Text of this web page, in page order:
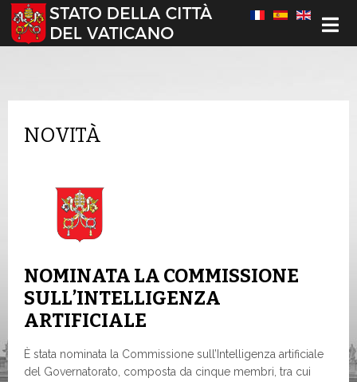
Seleziona la tua lingua
NOVITÀ
NOMINATA LA COMMISSIONE
SULL’INTELLIGENZA
ARTIFICIALE
È stata nominata la Commissione sull’Intelligenza artificiale
del Governatorato, composta da cinque membri, tra cui